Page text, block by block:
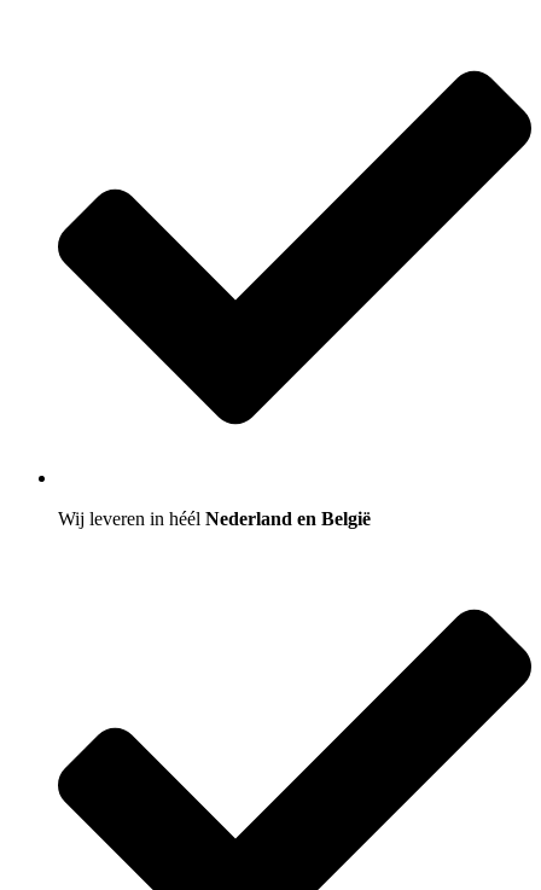
Wij leveren in héél Nederland en België